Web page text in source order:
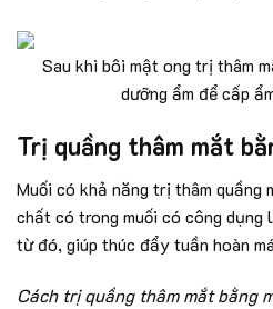
Sau khi bôi mật ong trị thâm
dưỡng ẩm để cấp
Trị quầng thâm mắt
Muối có khả năng trị thâm quầng
chất có trong muối có công dụng
từ đó, giúp thúc đẩy tuần hoàn
Cách trị quầng thâm mắt bằng